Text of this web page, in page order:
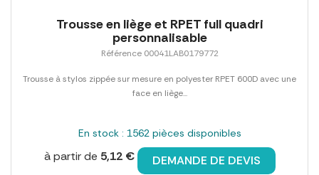
Trousse en liège et RPET full quadri
personnalisable
Référence 00041LAB0179772
Trousse à stylos zippée sur mesure en polyester RPET 600D avec une
face en liège...
En stock : 1562 pièces disponibles
à partir de 5,12 € DEMANDE DE DEVIS